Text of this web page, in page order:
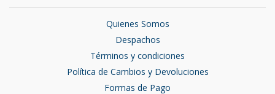
Quienes Somos
Despachos
Términos y condiciones
Política de Cambios y Devoluciones
Formas de Pago